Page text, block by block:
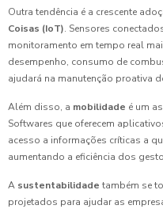
Outra tendência é a crescente
Coisas (IoT). Sensores
monitoramento em tempo real
desempenho, consumo de
ajudará na manutenção proativa
Além disso, a mobilidade é um
Softwares que oferecem
acesso a informações críticas a
aumentando a eficiência dos
A sustentabilidade também se
projetados para ajudar as